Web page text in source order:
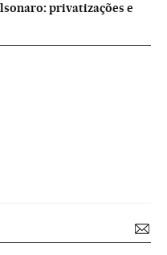
privatizações e